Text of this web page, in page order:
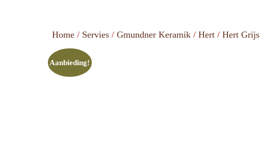
Home / Servies / Gmundner Keramik / Hert / Hert Grijs
Aanbieding!